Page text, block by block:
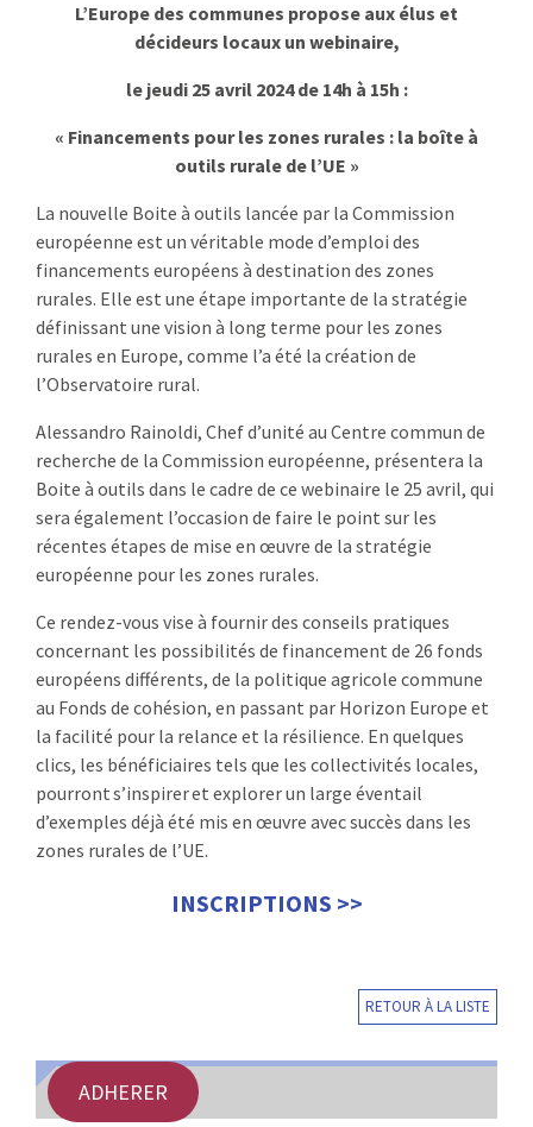
L’Europe des communes propose aux élus et
décideurs locaux un webinaire,
le jeudi 25 avril 2024 de 14h à 15h :
« Financements pour les zones rurales : la boîte à
outils rurale de l’UE »
La nouvelle Boite à outils lancée par la Commission
européenne est un véritable mode d’emploi des
financements européens à destination des zones
rurales. Elle est une étape importante de la stratégie
définissant une vision à long terme pour les zones
rurales en Europe, comme l’a été la création de
l’Observatoire rural.
Alessandro Rainoldi, Chef d’unité au Centre commun de
recherche de la Commission européenne, présentera la
Boite à outils dans le cadre de ce webinaire le 25 avril, qui
sera également l’occasion de faire le point sur les
récentes étapes de mise en œuvre de la stratégie
européenne pour les zones rurales.
Ce rendez-vous vise à fournir des conseils pratiques
concernant les possibilités de financement de 26 fonds
européens différents, de la politique agricole commune
au Fonds de cohésion, en passant par Horizon Europe et
la facilité pour la relance et la résilience. En quelques
clics, les bénéficiaires tels que les collectivités locales,
pourront s’inspirer et explorer un large éventail
d’exemples déjà été mis en œuvre avec succès dans les
zones rurales de l’UE.
INSCRIPTIONS >>
RETOUR À LA LISTE
ADHERER